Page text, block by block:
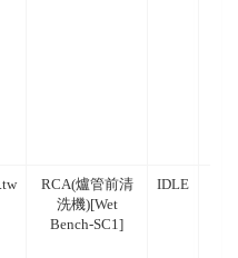
RCA(爐管前清
洗機)[Wet
Bench-SC1]
IDLE